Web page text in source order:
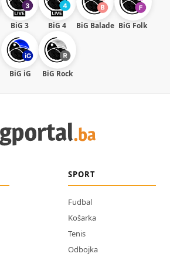
BiG 3 BiG 4 BiG Balade BiG Folk
BiG iG BiG Rock
SPORT
Fudbal
Košarka
Tenis
Odbojka